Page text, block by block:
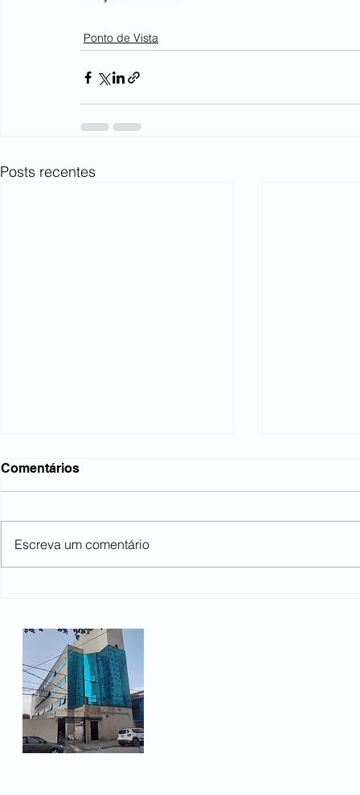
Ponto de Vista
Posts recentes
direitos!
políticas
Comentários
Escreva um comentário